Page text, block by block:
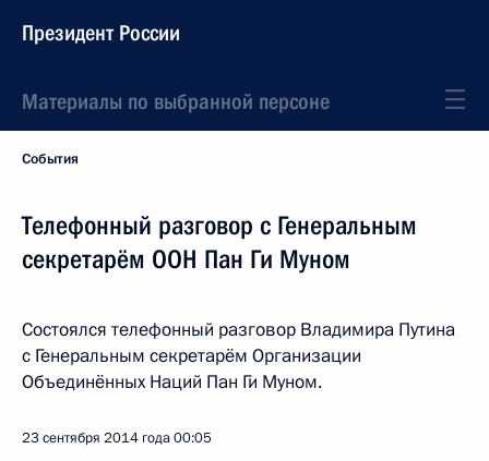
Президент России
Материалы по выбранной персоне
События
Телефонный разговор с Генеральным
секретарём ООН Пан Ги Муном
Состоялся телефонный разговор Владимира Путина
с Генеральным секретарём Организации
Объединённых Наций Пан Ги Муном.
23 сентября 2014 года00:05